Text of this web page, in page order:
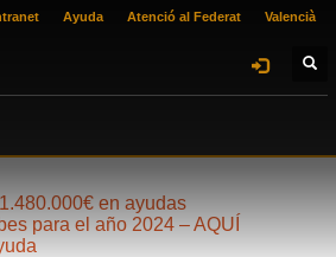
Ayuda Atenció al Federat Valencià
en ayudas
para el año 2024 – AQUÍ